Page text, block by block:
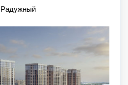
Радужный